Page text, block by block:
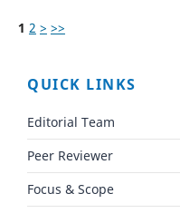
1 2 > >>
QUICK LINKS
Editorial Team
Peer Reviewer
Focus & Scope